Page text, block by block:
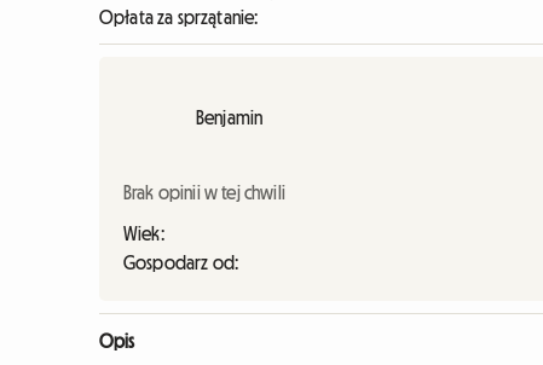
Opłata za sprzątanie:
Benjamin
Brak opinii w tej chwili
Wiek:
Gospodarz od:
Opis